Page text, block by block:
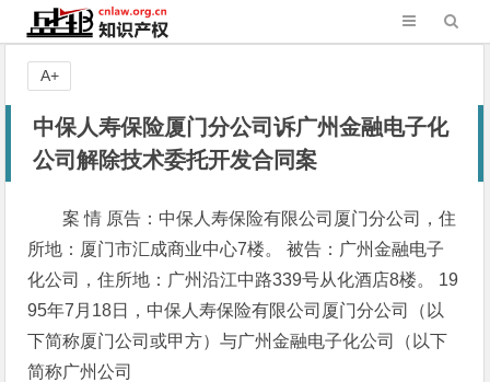
中保人寿保险厦门分公司诉广州金融电子化
公司解除技术委托开发合同案
案 情 原告：中保人寿保险有限公司厦门分公司，住
所地：厦门市汇成商业中心7楼。 被告：广州金融电子
化公司，住所地：广州沿江中路339号从化酒店8楼。 19
95年7月18日，中保人寿保险有限公司厦门分公司（以
下简称厦门公司或甲方）与广州金融电子化公司（以下
简称广州公司
A+